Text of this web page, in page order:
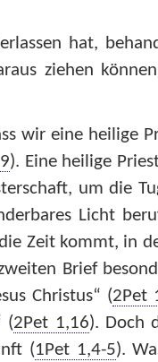
hat,
ziehen
wir eine heilige
). Eine heilige
um die
Licht
Zeit kommt, in
Brief
Christus“ (2Pet
(2Pet 1,16). Doch
(1Pet 1,4-5).